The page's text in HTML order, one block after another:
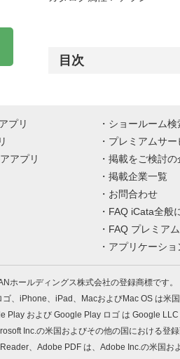
目次
プリ
アプリ
ショールーム検
プレミアムサー
掲載をご検討の
掲載企業一覧
お問合わせ
FAQ iCata全般
FAQ プレミア
アプリケーショ
ホールディングス株式会社の登録商標です。
、iPhone、iPad、MacおよびMac OS は米
Play および Google Play ロゴ は Google LLC
Inc.の米国およびその他の国における登録
、Adobe PDF は、Adobe Inc.の米国お